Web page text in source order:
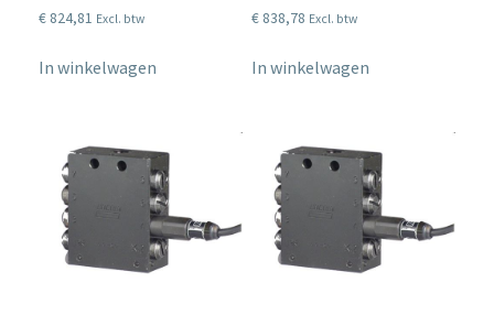
€ 824,81 Excl. btw
In winkelwagen
€838,78 Excl. btw
In winkelwagen